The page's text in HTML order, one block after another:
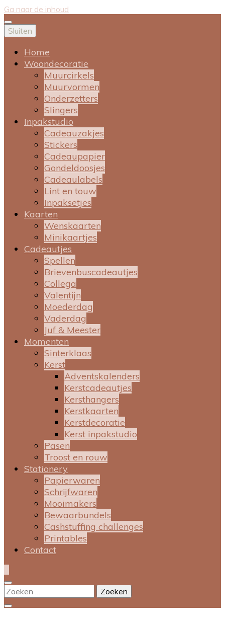
Ga naar de inhoud
Sluiten
Home
Woondecoratie
Muurcirkels
Muurvormen
Onderzetters
Slingers
Inpakstudio
Cadeauzakjes
Stickers
Cadeaupapier
Gondeldoosjes
Cadeaulabels
Lint en touw
Inpaksetjes
Kaarten
Wenskaarten
Minikaartjes
Cadeautjes
Spellen
Brievenbuscadeautjes
Collega
Valentijn
Moederdag
Vaderdag
Juf & Meester
Momenten
Sinterklaas
Kerst
Adventskalenders
Kerstcadeautjes
Kersthangers
Kerstkaarten
Kerstdecoratie
Kerst inpakstudio
Pasen
Troost en rouw
Stationery
Papierwaren
Schrijfwaren
Mooimakers
Bewaarbundels
Cashstuffing challenges
Printables
Contact
Zoeken
naar: